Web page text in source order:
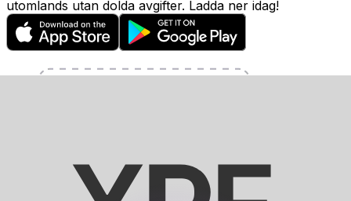
utomlands utan dolda avgifter. Ladda ner idag!